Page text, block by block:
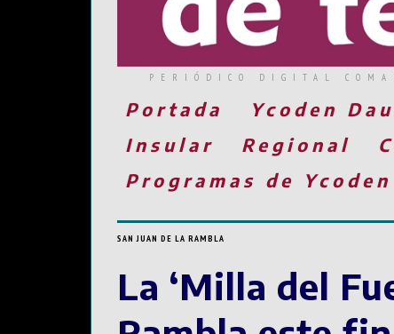
PERIÓDICO DIGITAL
Portada Ycoden
Insular
Regional
Programas de
SAN JUAN DE LA RAMBLA
La ‘Milla del